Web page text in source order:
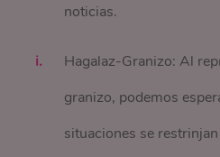
noticias.
Hagalaz-Granizo: Al
granizo, podemos
situaciones se